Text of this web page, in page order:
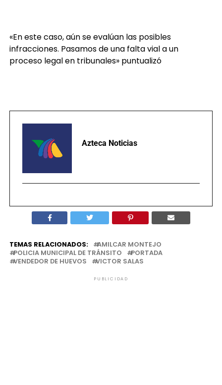
«En este caso, aún se evalúan las posibles
infracciones. Pasamos de una falta vial a un
proceso legal en tribunales» puntualizó
Azteca Noticias
TEMAS RELACIONADOS:
AMILCAR MONTEJO
POLICIA MUNICIPAL DE TRÁNSITO
PORTADA
VENDEDOR DE HUEVOS
VICTOR SALAS
PUBLICIDAD